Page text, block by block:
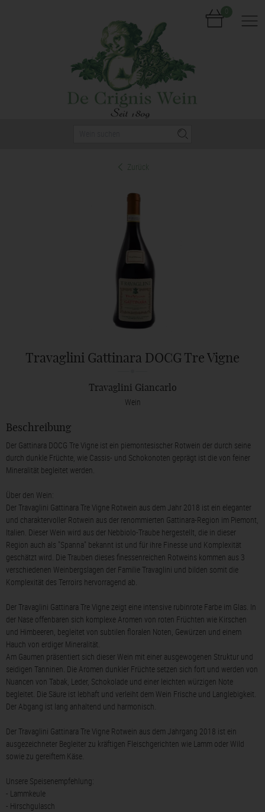
Zurück
Travaglini Gattinara DOCG Tre Vigne
Travaglini Giancarlo
Wein
Beschreibung
Der Gattinara DOCG Tre Vigne ist ein piemontesischer Rotwein der durch seine
durch dunkle Früchte, wie Cassis- und Schokonoten geprägt ist die von feiner
Mineralität begleitet werden.
Über den Wein:
Der Travaglini Gattinara Tre Vigne Rotwein aus dem Jahr 2018 ist ein eleganter
und charaktervoller Rotwein aus der renommierten Gattinara-Region im Piemont,
Italien. Dieser Wein wird aus der Nebbiolo-Traube hergestellt, die in dieser
Region auch als "Spanna" bekannt ist und für ihre Finesse und Komplexität
geschätzt wird. Die Trauben dieses finessenreichen Rotweins kommen aus 3
verschiedenen Weinbergslagen der Familie Travaglini und bilden somit die
Komplexität des Terroirs hervorragend ab.
Der Travaglini Gattinara Tre Vigne zeigt eine intensive rubinrote Farbe im Glas. In
der Nase offenbaren sich komplexe Aromen von roten Früchten wie Kirschen
und Himbeeren, begleitet von subtilen floralen Noten, Gewürzen und einem
Hauch von erdiger Mineralität.
Am Gaumen präsentiert sich dieser Wein mit einer ausgewogenen Struktur und
seidigen Tanninen. Die Aromen dunkler Früchte setzen sich fort und werden von
Nuancen von Tabak, Leder, Schokolade und einer leichten würzigen Note
begleitet. Die Säure ist lebhaft und verleiht dem Wein Frische und Langlebigkeit.
Der Abgang ist lang anhaltend und harmonisch.
Der Travaglini Gattinara Tre Vigne Rotwein aus dem Jahrgang 2018 ist ein
ausgezeichneter Begleiter zu kräftigen Fleischgerichten wie Lamm oder Wild
sowie zu gereiftem Käse.
Unsere Speisenempfehlung:
- Lammkeule
- Hirschgulasch